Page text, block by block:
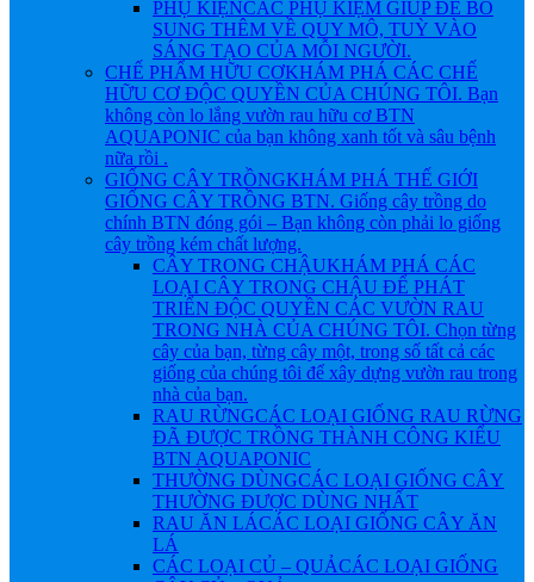
PHỤ KIỆNCÁC PHỤ KIỆM GIÚP ĐỂ BỔ
SUNG THÊM VỀ QUY MÔ, TUỲ VÀO
SÁNG TẠO CỦA MỖI NGƯỜI.
CHẾ PHẨM HỮU CƠKHÁM PHÁ CÁC CHẾ
HỮU CƠ ĐỘC QUYỀN CỦA CHÚNG TÔI. Bạn
không còn lo lắng vườn rau hữu cơ BTN
AQUAPONIC của bạn không xanh tốt và sâu bệnh
nữa rồi .
GIỐNG CÂY TRỒNGKHÁM PHÁ THẾ GIỚI
GIỐNG CÂY TRỒNG BTN. Giống cây trồng do
chính BTN đóng gói – Bạn không còn phải lo giống
cây trồng kém chất lượng.
CÂY TRONG CHẬUKHÁM PHÁ CÁC
LOẠI CÂY TRONG CHẬU ĐỂ PHÁT
TRIỂN ĐỘC QUYỀN CÁC VƯỜN RAU
TRONG NHÀ CỦA CHÚNG TÔI. Chọn từng
cây của bạn, từng cây một, trong số tất cả các
giống của chúng tôi để xây dựng vườn rau trong
nhà của bạn.
RAU RỪNGCÁC LOẠI GIỐNG RAU RỪNG
ĐÃ ĐƯỢC TRỒNG THÀNH CÔNG KIỂU
BTN AQUAPONIC
THƯỜNG DÙNGCÁC LOẠI GIỐNG CÂY
THƯỜNG ĐƯỢC DÙNG NHẤT
RAU ĂN LÁCÁC LOẠI GIỐNG CÂY ĂN
LÁ
CÁC LOẠI CỦ – QUẢCÁC LOẠI GIỐNG